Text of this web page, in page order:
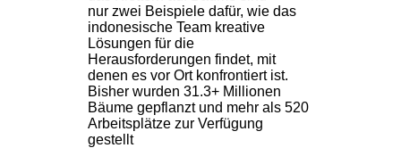
nur zwei Beispiele dafür, wie das
indonesische Team kreative
Lösungen für die
Herausforderungen findet, mit
denen es vor Ort konfrontiert ist.
Bisher wurden 31.3+ Millionen
Bäume gepflanzt und mehr als 520
Arbeitsplätze zur Verfügung
gestellt